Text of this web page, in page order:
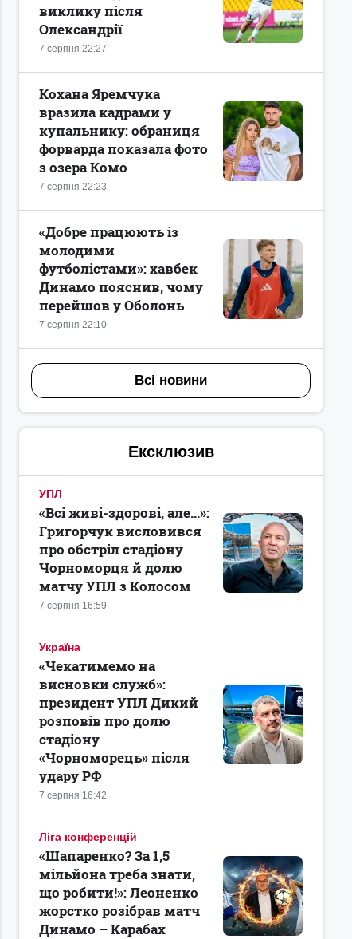
7 серпня 22:27
виклику після
Олександрії
7 серпня 22:23
Кохана Яремчука
вразила кадрами у
купальнику: обраниця
форварда показала фото
з озера Комо
7 серпня 22:10
«Добре працюють із
молодими
футболістами»: хавбек
Динамо пояснив, чому
перейшов у Оболонь
Всі новини
Ексклюзив
УПЛ
7 серпня 16:59
«Всі живі-здорові, але...»:
Григорчук висловився
про обстріл стадіону
Чорноморця й долю
матчу УПЛ з Колосом
Україна
7 серпня 16:42
«Чекатимемо на
висновки служб»:
президент УПЛ Дикий
розповів про долю
стадіону
«Чорноморець» після
удару РФ
Ліга конференцій
«Шапаренко? За 1,5
мільйона треба знати,
що робити!»: Леоненко
жорстко розібрав матч
Динамо – Карабах